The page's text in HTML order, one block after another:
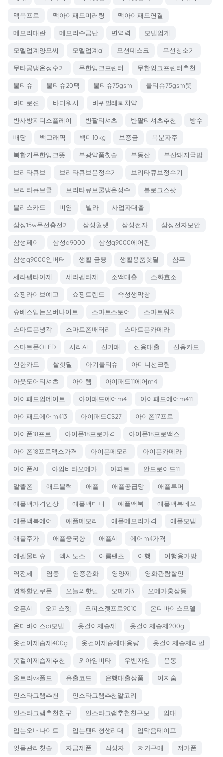
맥북프로 맥아이패드미러링 맥아이패드연결
메모리대란 메모리수급난 면역력 모델업계
모델업계양모씨 모델업계ai 모션데스크 무선청소기
무타공냉온정수기 무한잉크프린터 무한잉크프린터추천
물티슈 물티슈20팩 물티슈75gsm 물티슈75gsm뜻
바디로션 바디워시 바퀴벌레퇴치약
반사방지디스플레이 반팔티셔츠 반팔티셔츠추천 방수
배당 백그래픽 백미10kg 보증금 복분자주
복합기무한잉크뜻 부광약품칫솔 부동산 부산돼지국밥
브리타큐브 브리타큐브온정수기 브리타큐브정수기
브리타큐브쿨 브리타큐브쿨냉온정수 블로그스팟
블리스카드 비염 빌라 사업자대출
삼성15w무선충전기 삼성월렛 삼성전자 삼성전자보안
삼성페이 삼성q9000 삼성q9000에어컨
삼성q9000인버터 생활 금융 생활용품핫딜 샴푸
세라펩타아제 세라펩타제 소액대출 소화효소
쇼핑라이브예고 쇼핑트렌드 숙성생막창
슈베스입는오버나이트 스마트스토어 스마트워치
스마트폰냉각 스마트폰배터리 스마트폰카메라
스마트폰OLED 시리AI 신기패 신용대출 신용카드
신한카드 쌀핫딜 아기물티슈 아미니선크림
아웃도어티셔츠 아이템 아이패드11에어m4
아이패드업데이트 아이패드에어m4 아이패드에어m411
아이패드에어m413 아이패드OS27 아이폰17프로
아이폰18프로 아이폰18프로가격 아이폰18프로맥스
아이폰18프로맥스가격 아이폰메모리 아이폰카메라
아이폰AI 아임비타오메가 아파트 안드로이드11
알뜰폰 애드블럭 애플 애플공급망 애플루머
애플맥가격인상 애플맥미니 애플맥북 애플맥북네오
애플맥북에어 애플메모리 애플메모리가격 애플모뎀
애플주가 애플중국향 애플AI 에어m4가격
에펠물티슈 엑시노스 여름팬츠 여행 여행용가방
역전세 염증 염증완화 영양제 영화관람할인
영화할인쿠폰 오늘의핫딜 오메가3 오메가홍삼등
오픈AI 오피스젯 오피스젯프로9010 온디바이스모델
온디바이스ai모델 옷걸이제습제 옷걸이제습제200g
옷걸이제습제400g 옷걸이제습제대용량 옷걸이제습제리필
옷걸이제습제추천 외아임비타 우벤자임 운동
울트라vs폴드 유출코드 은행대출상품 이지숨
인스타그램추천 인스타그램추천알고리
인스타그램추천친구 인스타그램추천친구보 임대
입는오버나이트 입는팬티형생리대 입막음테이프
잇몸관리칫솔 자급제폰 작성자 저가구매 저가폰